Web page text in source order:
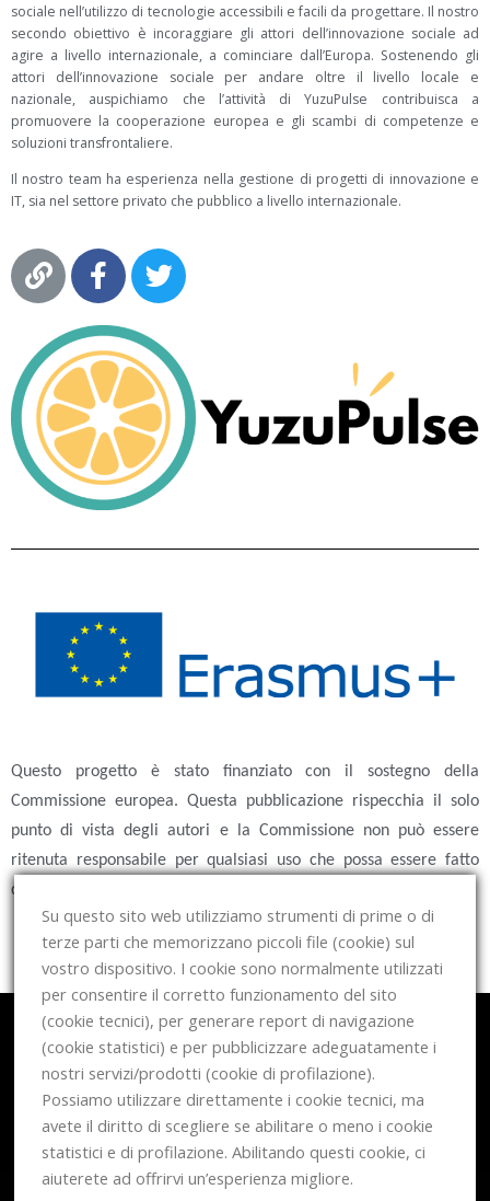
sociale nell’utilizzo di tecnologie accessibili e facili da progettare. Il nostro
secondo obiettivo è incoraggiare gli attori dell’innovazione sociale ad
agire a livello internazionale, a cominciare dall’Europa. Sostenendo gli
attori dell’innovazione sociale per andare oltre il livello locale e
nazionale, auspichiamo che l’attività di YuzuPulse contribuisca a
promuovere la cooperazione europea e gli scambi di competenze e
soluzioni transfrontaliere.
Il nostro team ha esperienza nella gestione di progetti di innovazione e
IT, sia nel settore privato che pubblico a livello internazionale.
Questo progetto è stato finanziato con il sostegno della
Commissione europea. Questa pubblicazione rispecchia il solo
punto di vista degli autori e la Commissione non può essere
ritenuta responsabile per qualsiasi uso che possa essere fatto
delle informazioni in esso contenute.
info@mrwinstonchatbot.eu
Icons made byZlatko Najdenovskifromwww.flaticon.com
Informazioni legali e protezione dei dati
Su questo sito web utilizziamo strumenti di prime o di
terze parti che memorizzano piccoli file (cookie) sul
vostro dispositivo. I cookie sono normalmente utilizzati
per consentire il corretto funzionamento del sito
(cookie tecnici), per generare report di navigazione
(cookie statistici) e per pubblicizzare adeguatamente i
nostri servizi/prodotti (cookie di profilazione).
Possiamo utilizzare direttamente i cookie tecnici, ma
avete il diritto di scegliere se abilitare o meno i cookie
statistici e di profilazione. Abilitando questi cookie, ci
aiuterete ad offrirvi un’esperienza migliore.